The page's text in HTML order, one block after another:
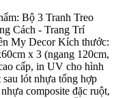
Bộ 3 Tranh Treo
Cách - Trang Trí
My Decor Kích thước:
x 3 (ngang 120cm,
cấp, in UV cho hình
sau lót nhựa tổng hợp
composite đặc ruột,